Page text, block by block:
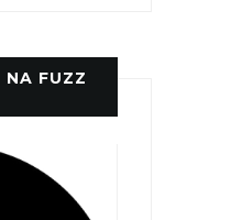
NA FUZZ